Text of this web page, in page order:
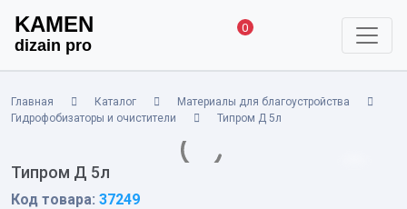
KAMEN
dizain pro
0
Главная Каталог
Материалы для благоустройства
Гидрофобизаторы и очистители
Типром Д 5л
Типром Д 5л
Код товара: 37249